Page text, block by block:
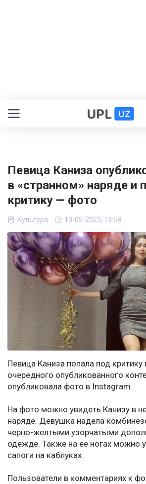
Певица Каниза
в «странном» наряде и
критику — фото
Культура 13-05-2023, 13:58
Певица Каниза попала под критику
очередного опубликованного
опубликовала фото в Instagram.
На фото можно увидеть Канизу в
наряде. Девушка надела
черно-желтыми узорчатыми
одежде. Также на ее ногах можно
сапоги на каблуках.
Пользователи в комментариях к